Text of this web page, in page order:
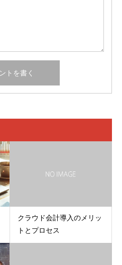
クラウド会計導入のメリッ
トとプロセス